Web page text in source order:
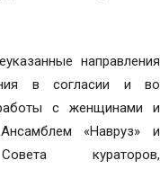
направления
в согласии и во
с женщинами и
«Навруз» и
Совета кураторов,